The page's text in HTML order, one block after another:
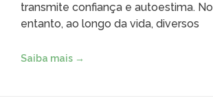
transmite confiança e autoestima. No
entanto, ao longo da vida, diversos
Saiba mais →